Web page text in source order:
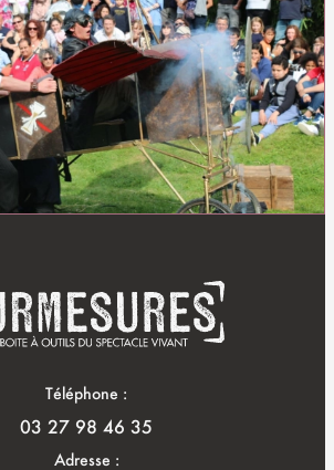
Téléphone :
03 27 98 46 35
Adresse :